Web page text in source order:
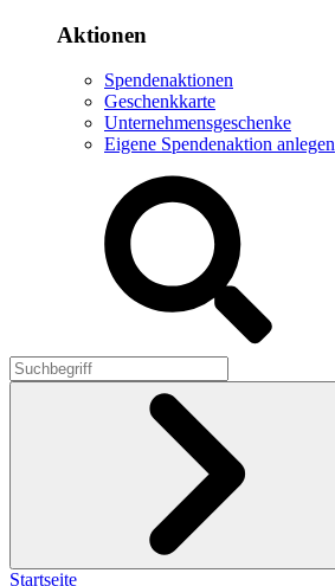
Aktionen
Spendenaktionen
Geschenkkarte
Unternehmensgeschenke
Eigene Spendenaktion anlegen
Startseite